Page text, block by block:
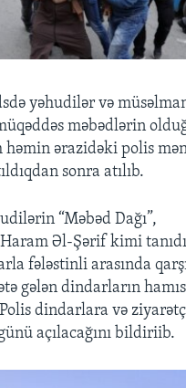
yəhudilər və
məbədlərin
həmin ərazidəki polis
sonra atılıb.
“Məbəd Dağı”,
Əl-Şərif kimi
fələstinli arasında
gələn dindarların
dindarlara və
açılacağını bildiriib.